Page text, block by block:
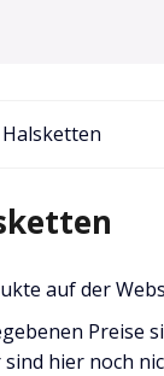
auf der
Preise
hier noch